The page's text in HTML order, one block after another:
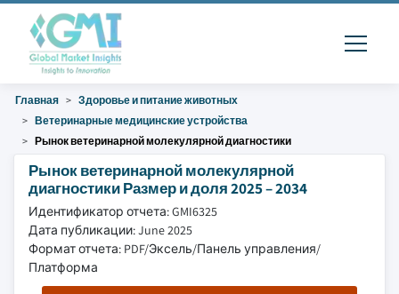
Главная
Здоровье и питание животных
Ветеринарные медицинские устройства
Рынок ветеринарной молекулярной диагностики
Рынок ветеринарной молекулярной
диагностики Размер и доля 2025 – 2034
Идентификатор отчета: GMI6325
Дата публикации: June 2025
Формат отчета: PDF/Эксель/Панель управления/
Платформа